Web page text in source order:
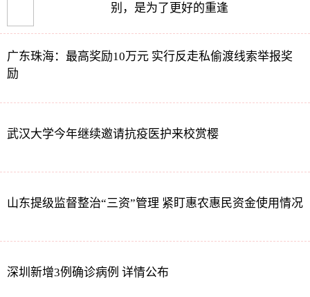
别，是为了更好的重逢
广东珠海：最高奖励10万元 实行反走私偷渡线索举报奖
励
武汉大学今年继续邀请抗疫医护来校赏樱
山东提级监督整治“三资”管理 紧盯惠农惠民资金使用情况
深圳新增3例确诊病例 详情公布